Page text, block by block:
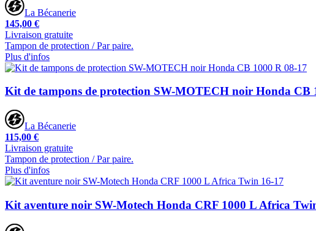
La Bécanerie
145,00 €
Livraison gratuite
Tampon de protection / Par paire.
Plus d'infos
Kit de tampons de protection SW-MOTECH noir Honda CB
La Bécanerie
115,00 €
Livraison gratuite
Tampon de protection / Par paire.
Plus d'infos
Kit aventure noir SW-Motech Honda CRF 1000 L Africa